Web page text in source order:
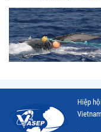
Thị trường Nhật Bản
Thị trường Việt Nam
Hiệp